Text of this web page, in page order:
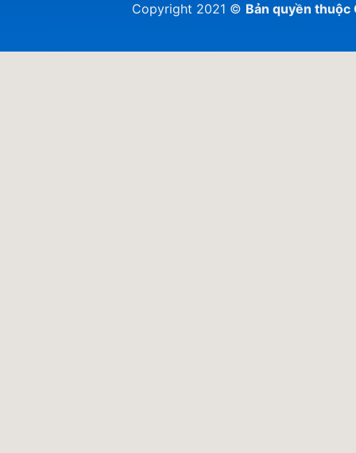
Copyright 2021 © Bản quyền thuộc